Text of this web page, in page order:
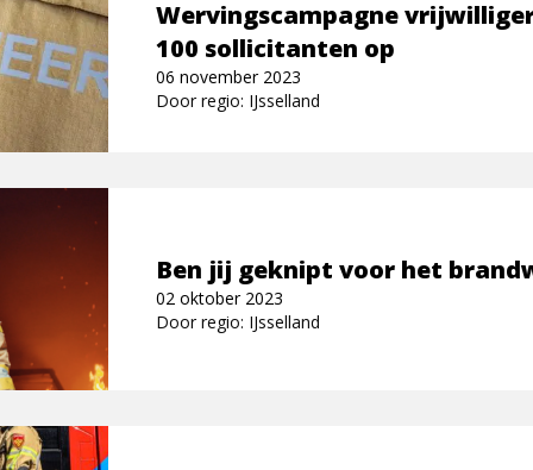
Wervingscampagne
100 sollicitanten op
06 november 2023
Door regio: IJsselland
Ben jij geknipt voor het
02 oktober 2023
Door regio: IJsselland